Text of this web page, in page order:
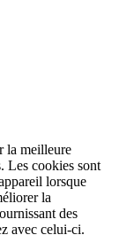
la meilleure
Les cookies sont
lorsque
la
des
avec celui-ci.